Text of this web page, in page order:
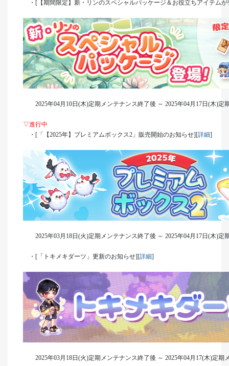
・[【期間限定】新・リンのスペシャルパッケージ＆お役立ちアイテム
2025年04月10日(木)定期メンテナンス終了後 ～ 2025年04月17日(木)定
▽進行中
・[「【2025年】プレミアムボックス2」販売開始のお知らせ][詳細]
2025年03月18日(火)定期メンテナンス終了後 ～ 2025年04月17日(木)定
・[「トキメキダーツ」更新のお知らせ][詳細]
2025年03月18日(火)定期メンテナンス終了後 ～ 2025年04月17(木)定期